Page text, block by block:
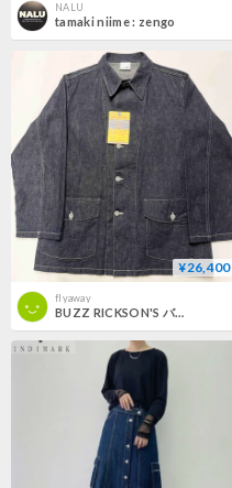
NALU
tamaki niime : zengo
¥26,400
flyaway
BUZZ RICKSON'S バズリクソンズ 『U.S. ARMY DENIM WORKING JACKET デニムジャケット』 BR15302 インディゴブルー